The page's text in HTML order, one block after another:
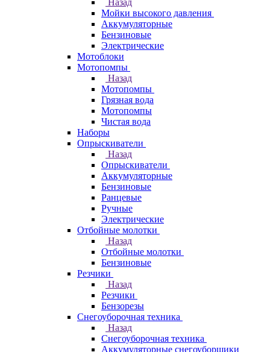
Назад
Мойки высокого давления
Аккумуляторные
Бензиновые
Электрические
Мотоблоки
Мотопомпы
Назад
Мотопомпы
Грязная вода
Мотопомпы
Чистая вода
Наборы
Опрыскиватели
Назад
Опрыскиватели
Аккумуляторные
Бензиновые
Ранцевые
Ручные
Электрические
Отбойные молотки
Назад
Отбойные молотки
Бензиновые
Резчики
Назад
Резчики
Бензорезы
Снегоуборочная техника
Назад
Снегоуборочная техника
Аккумуляторные снегоуборщики